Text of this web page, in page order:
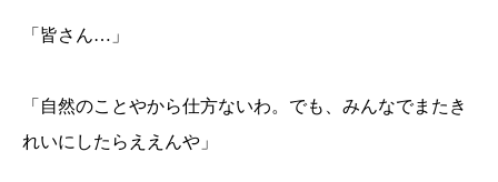
「皆さん…」
「自然のことやから仕方ないわ。でも、みんなでまたき
れいにしたらええんや」